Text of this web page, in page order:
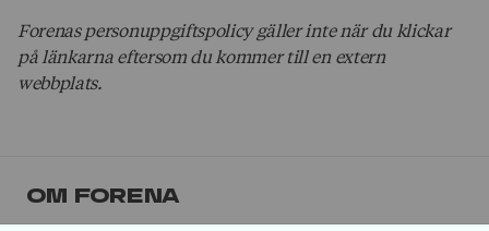
Forenas personuppgiftspolicy gäller inte när du klickar
på länkarna eftersom du kommer till en extern
webbplats.
Om Forena